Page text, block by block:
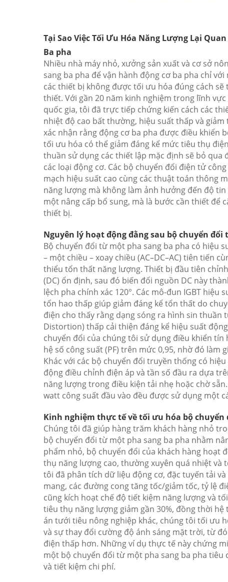
Tại Sao Việc Tối Ưu Hóa Năng Lượng Lại
Ba pha
Nhiều nhà máy nhỏ, xưởng sản xuất và cơ sở
sang ba pha để vận hành động cơ ba pha chỉ
các thiết bị không được tối ưu hóa đúng cách
thiết. Với gần 20 năm kinh nghiệm trong lĩnh
quốc gia, tôi đã trực tiếp chứng kiến cách các
nhiệt độ cao bất thường, hiệu suất thấp và
xác nhận rằng động cơ ba pha được điều khiển
tối ưu hóa có thể giảm đáng kể mức tiêu thụ
thuần sử dụng các thiết lập mặc định sẽ bỏ qua
các loại động cơ. Các bộ chuyển đổi điện tử
mạch hiệu suất cao cùng các thuật toán thông
năng lượng mà không làm ảnh hưởng đến độ
một nâng cấp bổ sung, mà là bước cần thiết để
thiết bị.
Nguyên lý hoạt động đằng sau bộ chuyển
Bộ chuyển đổi từ một pha sang ba pha có hiệu
– một chiều – xoay chiều (AC–DC–AC) tiên tiến
thiểu tổn thất năng lượng. Thiết bị đầu tiên
(DC) ổn định, sau đó biến đổi nguồn DC này
lệch pha chính xác 120°. Các mô-đun IGBT
tổn hao thấp giúp giảm đáng kể tổn thất do
điện cho thấy rằng dạng sóng ra hình sin thuần
Distortion) thấp cải thiện đáng kể hiệu suất
chuyển đổi của chúng tôi sử dụng điều khiển
hệ số công suất (PF) trên mức 0,95, nhờ đó
Khác với các bộ chuyển đổi truyền thống có
động điều chỉnh điện áp và tần số đầu ra dựa
năng lượng trong điều kiện tải nhẹ hoặc chờ
watt công suất đầu vào đều được sử dụng một
Kinh nghiệm thực tế về tối ưu hóa bộ
Chúng tôi đã giúp hàng trăm khách hàng nhỏ
bộ chuyển đổi từ một pha sang ba pha nhằm
phẩm nhỏ, bộ chuyển đổi của khách hàng hoạt
thụ năng lượng cao, thường xuyên quá nhiệt và
tôi đã phân tích dữ liệu động cơ, đặc tuyến tải
mang, các đường cong tăng tốc/giảm tốc, tỷ lệ
cũng kích hoạt chế độ tiết kiệm năng lượng và
tiêu thụ năng lượng giảm gần 30%, đồng thời
án tưới tiêu nông nghiệp khác, chúng tôi tối ưu
và sự thay đổi cường độ ánh sáng mặt trời, từ
điện thấp hơn. Những ví dụ thực tế này chứng
một bộ chuyển đổi từ một pha sang ba pha tiêu
và tiết kiệm chi phí.